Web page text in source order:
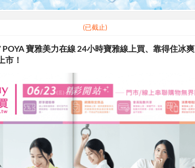
(已截止)
寶雅美力在線 24小時寶雅線上買、靠得住冰爽
市！